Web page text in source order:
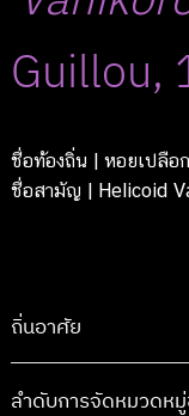
Guillou,
ชื่อท้องถิ่น | หอยเปลือ
ชื่อสามัญ | Helicoid
ถิ่นอาศัย
ลำดับการจัดหมวดห